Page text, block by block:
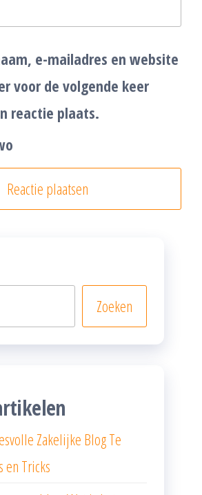
e-mailadres en website
voor de volgende keer
reactie plaats.
Zoeken
Zakelijke Blog Te
en Tricks